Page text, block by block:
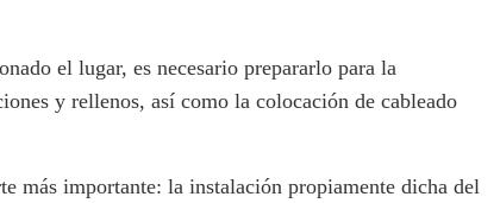
el lugar, es necesario prepararlo para la
y rellenos, así como la colocación de cableado
más importante: la instalación propiamente dicha del